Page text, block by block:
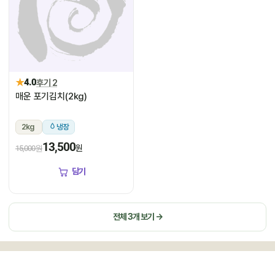
★4.0후기 2
매운 포기김치(2kg)
2kg 냉장
15,000원13,500원
담기
전체 3개 보기 →